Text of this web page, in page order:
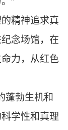
精神追求真
念场馆，在
力，从红色
勃生机和
学性和真理